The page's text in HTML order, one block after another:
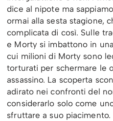
dice al nipote ma
ormai alla sesta stagione,
complicata di così. Sulle
e Morty si imbattono in
cui milioni di Morty sono
torturati per schermare le
assassino. La scoperta
adirato nei confronti del
considerarlo solo come
sfruttare a suo piacimento.